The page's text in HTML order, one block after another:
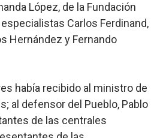
López, de la Fundación
Carlos Ferdinand,
Hernández y Fernando
había recibido al ministro de
al defensor del Pueblo, Pablo
de las centrales